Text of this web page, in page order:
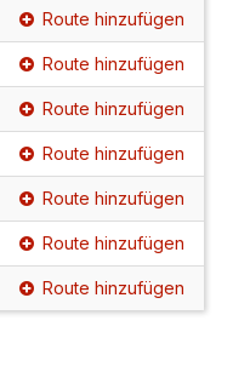
Route hinzufügen
Route hinzufügen
Route hinzufügen
Route hinzufügen
Route hinzufügen
Route hinzufügen
Route hinzufügen